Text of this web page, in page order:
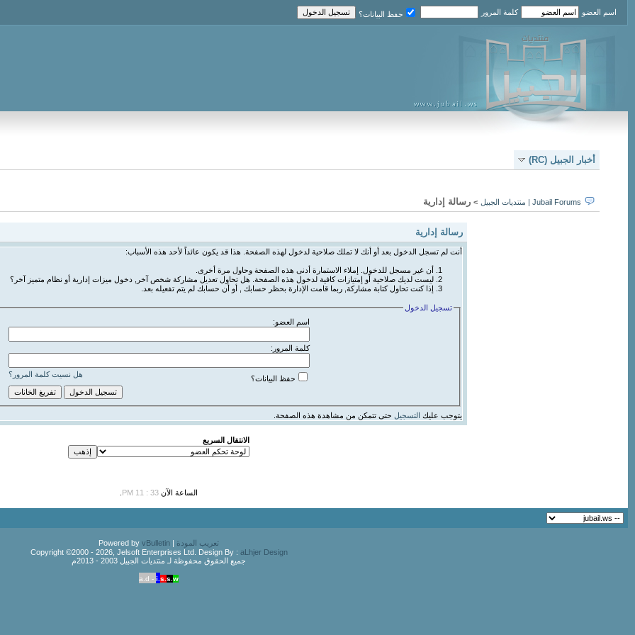
اسم العضو كلمة المرور حفظ البيانات؟
أخبار الجبيل (RC)
Jubail Forums | منتديات الجبيل > رسالة إدارية
رسالة إدارية
أنت لم تسجل الدخول بعد أو أنك لا تملك صلاحية لدخول لهذه الصفحة. هذا قد يكون عائداً لأحد هذه الأسباب:
أن غير مسجل للدخول. إملاء الاستمارة أدنى هذه الصفحة وحاول مرة أخرى.
ليست لديك صلاحية أو إمتيازات كافية لدخول هذه الصفحة. هل تحاول تعديل مشاركة شخص آخر, دخول ميزات إدارية أو نظام متميز آخر؟
إذا كنت تحاول كتابة مشاركة, ربما قامت الإدارة بحظر حسابك , أو أن حسابك لم يتم تفعيله بعد.
تسجيل الدخول
اسم العضو:
كلمة المرور:
هل نسيت كلمة المرور؟ حفظ البيانات؟
يتوجب عليك التسجيل حتى تتمكن من مشاهدة هذه الصفحة.
الانتقال السريع
الساعة الآن 33 : 11 PM
تعريب المودة | Powered by
vBulletin
Copyright ©2000 - 2026, Jelsoft Enterprises Ltd. Design By : aLhjer Design
جميع الحقوق محفوظة لـ منتديات الجبيل 2003 - 2013م
a.d - i.s.s.w